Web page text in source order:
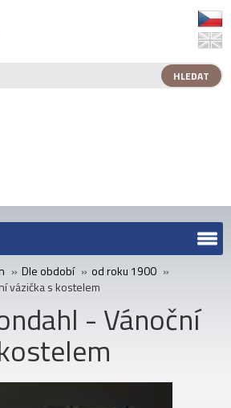
» Dle období » od roku 1900 »
vázička s kostelem
- Vánoční